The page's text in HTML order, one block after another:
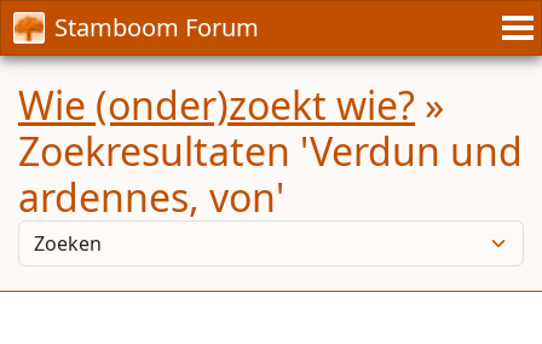
Stamboom Forum
Wie (onder)zoekt wie? »
Zoekresultaten 'Verdun und
ardennes, von'